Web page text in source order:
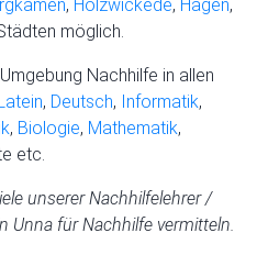
, Holzwickede, Hagen,
möglich.
Nachhilfe in allen
, Deutsch, Informatik,
, Biologie, Mathematik,
etc.
unserer Nachhilfelehrer /
Unna für Nachhilfe vermitteln.